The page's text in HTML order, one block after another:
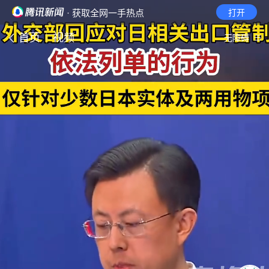
· 获取全网一手热点 打开
首页 视频 无障碍